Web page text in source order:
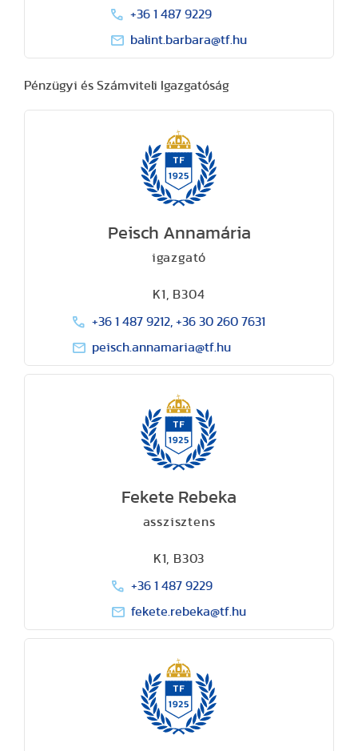
+36 1 487 9229
balint.barbara@tf.hu
Pénzügyi és Számviteli Igazgatóság
Peisch Annamária
igazgató
K1, B304
+36 1 487 9212, +36 30 260 7631
peisch.annamaria@tf.hu
Fekete Rebeka
asszisztens
K1, B303
+36 1 487 9229
fekete.rebeka@tf.hu